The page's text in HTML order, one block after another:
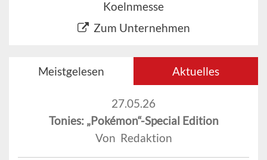
Koelnmesse
Zum Unternehmen
Meistgelesen Aktuelles
27.05.26
Tonies: „Pokémon“-Special Edition
Von Redaktion